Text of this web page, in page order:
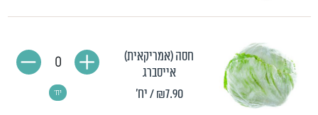
חסה (אמריקאית)
אייסברג
₪7.90 / יח' יח'
0